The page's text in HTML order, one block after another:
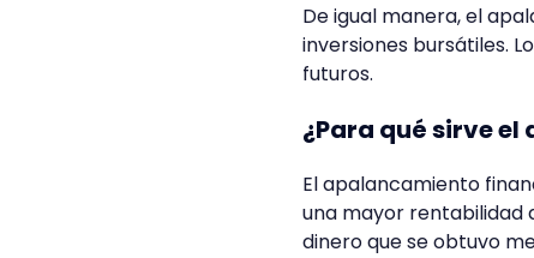
De igual manera, el
inversiones bursátiles.
futuros.
¿Para qué sirve
El apalancamiento
una mayor rentabilidad
dinero que se obtuvo